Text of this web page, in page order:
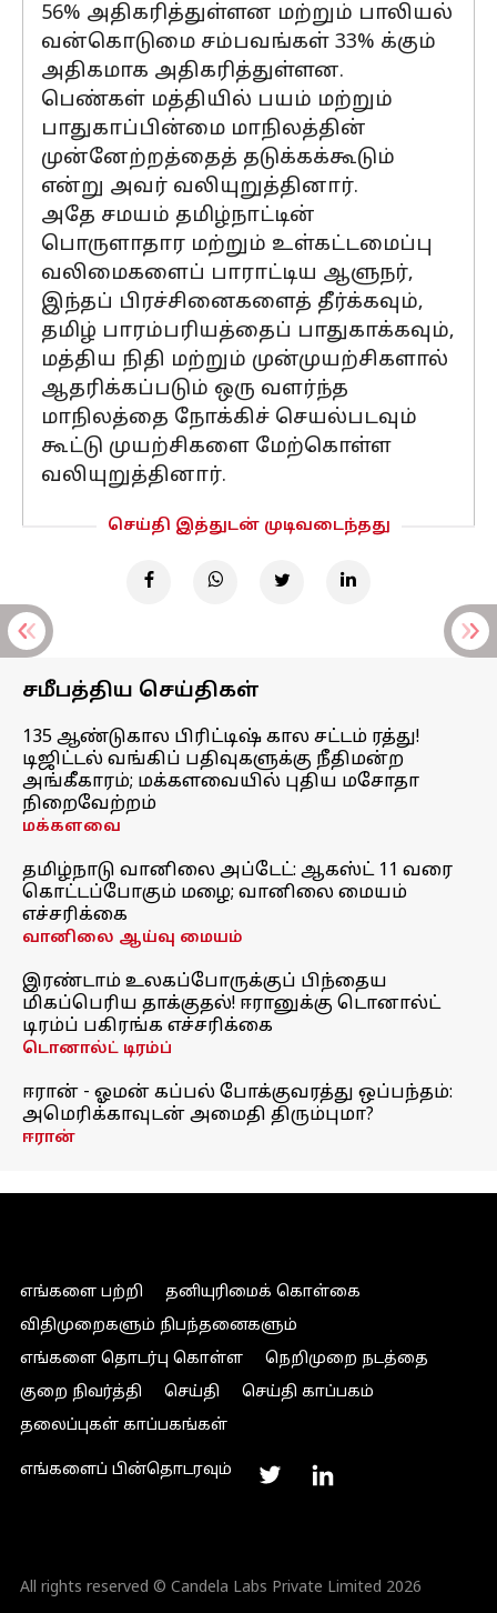
56% அதிகரித்துள்ளன மற்றும் பாலியல்
வன்கொடுமை சம்பவங்கள் 33% க்கும்
அதிகமாக அதிகரித்துள்ளன.
பெண்கள் மத்தியில் பயம் மற்றும்
பாதுகாப்பின்மை மாநிலத்தின்
முன்னேற்றத்தைத் தடுக்கக்கூடும்
என்று அவர் வலியுறுத்தினார்.
அதே சமயம் தமிழ்நாட்டின்
பொருளாதார மற்றும் உள்கட்டமைப்பு
வலிமைகளைப் பாராட்டிய ஆளுநர்,
இந்தப் பிரச்சினைகளைத் தீர்க்கவும்,
தமிழ் பாரம்பரியத்தைப் பாதுகாக்கவும்,
மத்திய நிதி மற்றும் முன்முயற்சிகளால்
ஆதரிக்கப்படும் ஒரு வளர்ந்த
மாநிலத்தை நோக்கிச் செயல்படவும்
கூட்டு முயற்சிகளை மேற்கொள்ள
வலியுறுத்தினார்.
செய்தி இத்துடன் முடிவடைந்தது
சமீபத்திய செய்திகள்
135 ஆண்டுகால பிரிட்டிஷ் கால சட்டம் ரத்து!
டிஜிட்டல் வங்கிப் பதிவுகளுக்கு நீதிமன்ற
அங்கீகாரம்; மக்களவையில் புதிய மசோதா
நிறைவேற்றம்
மக்களவை
தமிழ்நாடு வானிலை அப்டேட்: ஆகஸ்ட் 11 வரை
கொட்டப்போகும் மழை; வானிலை மையம்
எச்சரிக்கை
வானிலை ஆய்வு மையம்
இரண்டாம் உலகப்போருக்குப் பிந்தைய
மிகப்பெரிய தாக்குதல்! ஈரானுக்கு டொனால்ட்
டிரம்ப் பகிரங்க எச்சரிக்கை
டொனால்ட் டிரம்ப்
ஈரான் - ஓமன் கப்பல் போக்குவரத்து ஒப்பந்தம்:
அமெரிக்காவுடன் அமைதி திரும்புமா?
ஈரான்
எங்களை பற்றி
தனியுரிமைக் கொள்கை
விதிமுறைகளும் நிபந்தனைகளும்
எங்களை தொடர்பு கொள்ள
நெறிமுறை நடத்தை
குறை நிவர்த்தி
செய்தி
செய்தி காப்பகம்
தலைப்புகள் காப்பகங்கள்
எங்களைப் பின்தொடரவும்
All rights reserved © Candela Labs Private Limited 2026